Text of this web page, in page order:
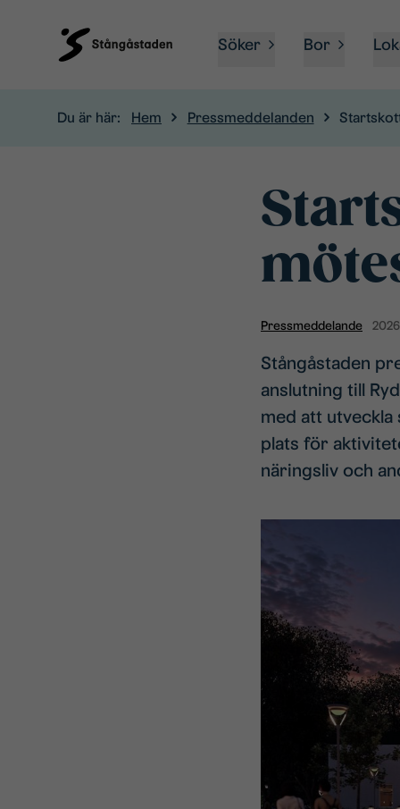
Söker Bor
Du är här: Hem Pressmeddelanden
Pressmeddelande
Stångåstaden
anslutning till
med att utveckla
plats för
näringsliv och